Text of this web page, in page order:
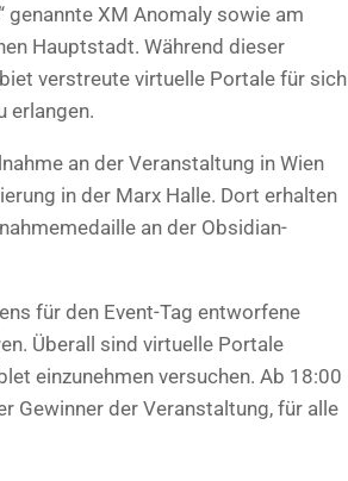
genannte XM Anomaly sowie am
Hauptstadt. Während dieser
verstreute virtuelle Portale für sich
erlangen.
an der Veranstaltung in Wien
in der Marx Halle. Dort erhalten
an der Obsidian-
für den Event-Tag entworfene
Überall sind virtuelle Portale
einzunehmen versuchen. Ab 18:00
Gewinner der Veranstaltung, für alle